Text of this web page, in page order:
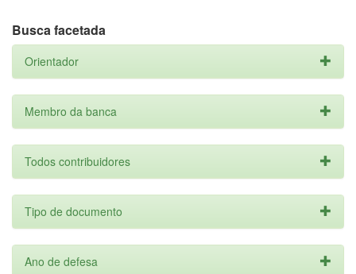
Busca facetada
Orientador
Membro da banca
Todos contribuidores
Tipo de documento
Ano de defesa